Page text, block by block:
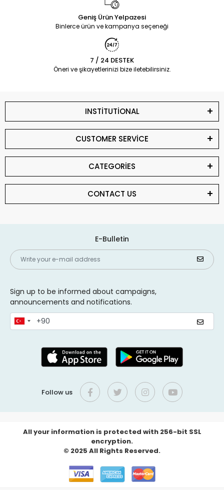
Geniş Ürün Yelpazesi
Binlerce ürün ve kampanya seçeneği
7 / 24 DESTEK
Öneri ve şikayetlerinizi bize iletebilirsiniz.
INSTİTUTİONAL
CUSTOMER SERVİCE
CATEGORİES
CONTACT US
E-Bulletin
Sign up to be informed about campaigns,
announcements and notifications.
Follow us
All your information is protected with 256-bit SSL
encryption.
© 2025 All Rights Reserved.